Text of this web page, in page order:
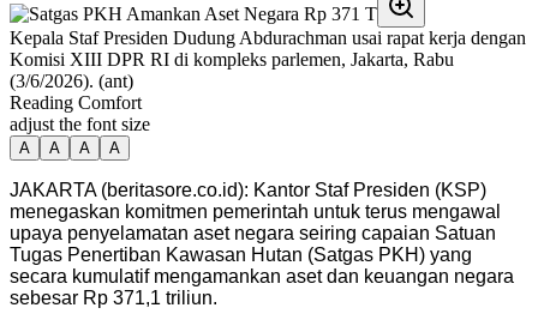
Kepala Staf Presiden Dudung Abdurachman usai rapat kerja dengan
Komisi XIII DPR RI di kompleks parlemen, Jakarta, Rabu
(3/6/2026). (ant)
Reading Comfort
adjust the font size
A A A A
JAKARTA (beritasore.co.id): Kantor Staf Presiden (KSP)
menegaskan komitmen pemerintah untuk terus mengawal
upaya penyelamatan aset negara seiring capaian Satuan
Tugas Penertiban Kawasan Hutan (Satgas PKH) yang
secara kumulatif mengamankan aset dan keuangan negara
sebesar Rp 371,1 triliun.